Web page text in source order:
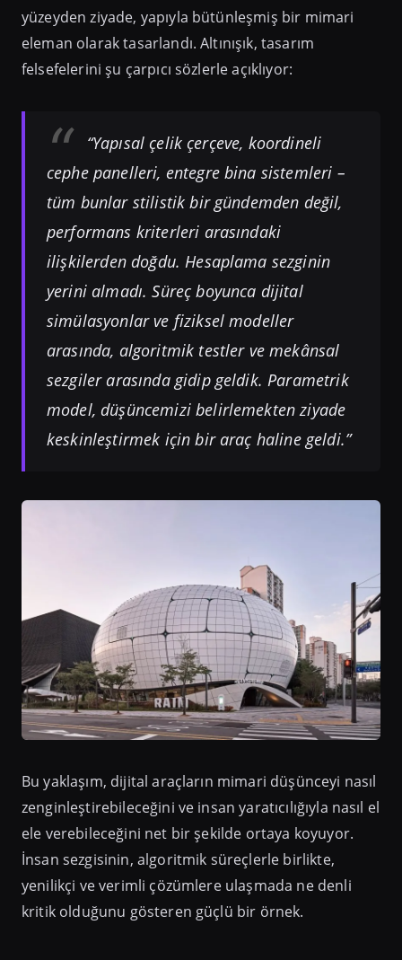
yüzeyden ziyade, yapıyla bütünleşmiş bir mimari
eleman olarak tasarlandı. Altınışık, tasarım
felsefelerini şu çarpıcı sözlerle açıklıyor:
“Yapısal çelik çerçeve, koordineli
cephe panelleri, entegre bina sistemleri –
tüm bunlar stilistik bir gündemden değil,
performans kriterleri arasındaki
ilişkilerden doğdu. Hesaplama sezginin
yerini almadı. Süreç boyunca dijital
simülasyonlar ve fiziksel modeller
arasında, algoritmik testler ve mekânsal
sezgiler arasında gidip geldik. Parametrik
model, düşüncemizi belirlemekten ziyade
keskinleştirmek için bir araç haline geldi.”
Bu yaklaşım, dijital araçların mimari düşünceyi nasıl
zenginleştirebileceğini ve insan yaratıcılığıyla nasıl el
ele verebileceğini net bir şekilde ortaya koyuyor.
İnsan sezgisinin, algoritmik süreçlerle birlikte,
yenilikçi ve verimli çözümlere ulaşmada ne denli
kritik olduğunu gösteren güçlü bir örnek.